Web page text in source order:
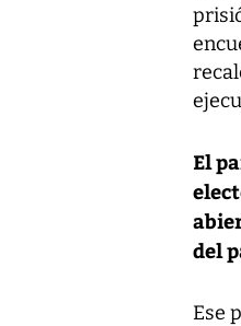
El
del
Ese